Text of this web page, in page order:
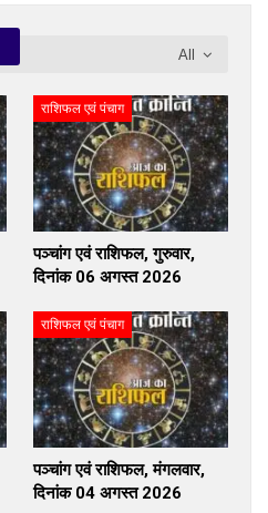
All
राशिफल एवं पंचाग
पञ्चांग एवं राशिफल, गुरुवार,
दिनांक 06 अगस्त 2026
राशिफल एवं पंचाग
पञ्चांग एवं राशिफल, मंगलवार,
दिनांक 04 अगस्त 2026